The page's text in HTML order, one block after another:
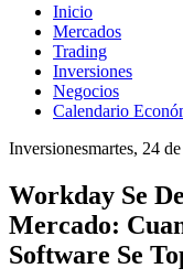
Inicio
Mercados
Trading
Inversiones
Negocios
Calendario
Inversionesmartes, 24
Workday Se
Mercado:
Software Se